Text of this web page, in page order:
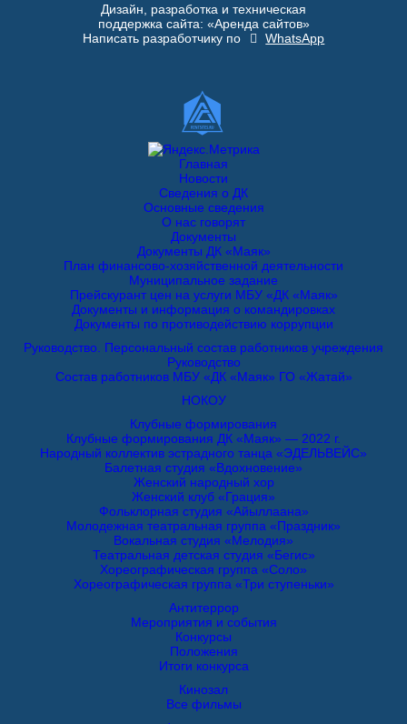
Дизайн, разработка и техническая
поддержка сайта: «Аренда сайтов»
Написать разработчику по
WhatsApp
Главная
Новости
Сведения о ДК
Основные сведения
О нас говорят
Документы
Документы ДК «Маяк»
План финансово-хозяйственной деятельности
Муниципальное задание
Прейскурант цен на услуги МБУ «ДК «Маяк»
Документы и информация о командировках
Документы по противодействию коррупции
Руководство. Персональный состав работников учреждения
Руководство
Состав работников МБУ «ДК «Маяк» ГО «Жатай»
НОКОУ
Клубные формирования
Клубные формирования ДК «Маяк» — 2022 г.
Народный коллектив эстрадного танца «ЭДЕЛЬВЕЙС»
Балетная студия «Вдохновение»
Женский народный хор
Женский клуб «Грация»
Фольклорная студия «Айыллаана»
Молодежная театральная группа «Праздник»
Вокальная студия «Мелодия»
Театральная детская студия «Бегис»
Хореографическая группа «Соло»
Хореографическая группа «Три ступеньки»
Антитеррор
Мероприятия и события
Конкурсы
Положения
Итоги конкурса
Кинозал
Все фильмы